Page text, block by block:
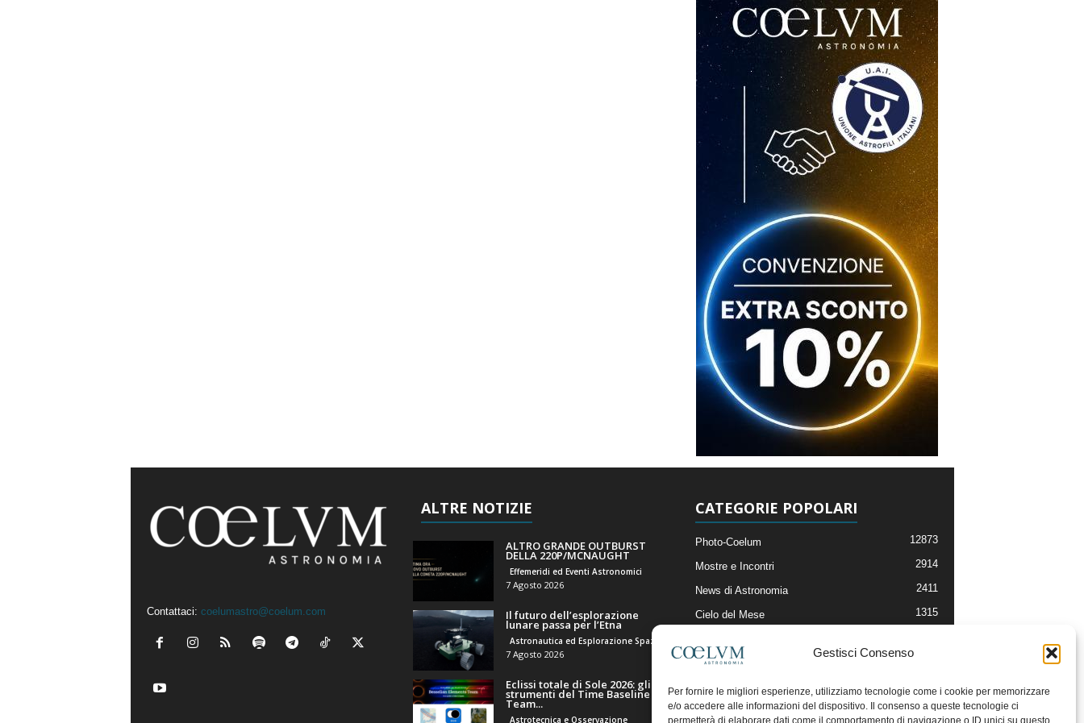
Gestisci Consenso
Per fornire le migliori esperienze, utilizziamo tecnologie come i cookie per memorizzare
e/o accedere alle informazioni del dispositivo. Il consenso a queste tecnologie ci
permetterà di elaborare dati come il comportamento di navigazione o ID unici su questo
Contattaci: coelumastro@coelum.com
ALTRE NOTIZIE
ALTRO GRANDE OUTBURST
DELLA 220P/MCNAUGHT
Effemeridi ed Eventi Astronomici
7 Agosto 2026
Il futuro dell’esplorazione
lunare passa per l’Etna
7 Agosto 2026
Eclissi totale di Sole 2026: gli
strumenti del Time Baseline
Team...
Astrotecnica e Osservazione
CATEGORIE POPOLARI
Photo-Coelum 12873
Mostre e Incontri 2914
News di Astronomia 2411
Cielo del Mese 1315
Articoli e Risorse On-Line
Il Blog della Redazione